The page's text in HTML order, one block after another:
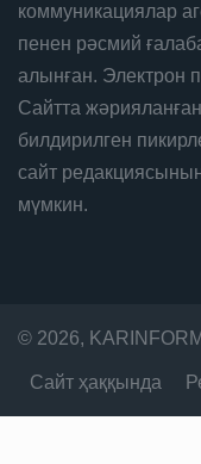
коммуникациялар
пенен рәсмий
алынған. Электрон
Сайтта
билдирилген
сайт
мүмкин.
© 2026,
Сайт ҳаққында